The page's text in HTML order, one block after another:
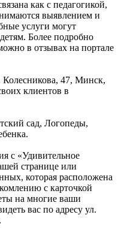
как с педагогикой,
выявлением и
услуги могут
Более подробно
в отзывах на портале
47, Минск,
клиентов в
сад, Логопеды,
с «Удивительное
странице или
которая расположена
с карточкой
на многие ваши
вас по адресу ул.